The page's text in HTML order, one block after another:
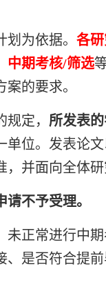
为依据。 各
中期考核/筛选
的要求。
定， 所发表
单位。发表论文
，并面向全体研
不予受理。
正常进行中
是否符合提